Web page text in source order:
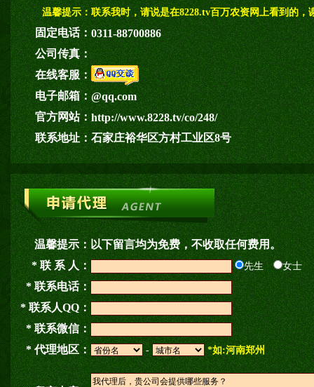
温馨提示： 联系我时，请说是在8228.tv百万农资网上看到的，
固定电话：0311-88700886
公司传真：
在线客服：
电子邮箱：@qq.com
官方网站：http://www.8228.tv/co/248/
联系地址：石家庄裕华区方村工业区8号
温馨提示：以下留言均为免费，不收取任何费用。
* 联 系 人：
先生 女士
* 联系电话：
* 联系人QQ：
* 联系微信：
* 代理地区：
- *如:河南郑州